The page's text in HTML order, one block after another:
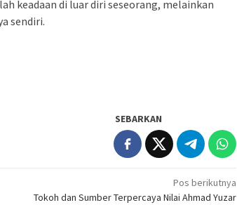
keadaan di luar diri seseorang, melainkan
sendiri.
SEBARKAN
Pos berikutnya
Tokoh dan Sumber Terpercaya Nilai Ahmad Yuzar